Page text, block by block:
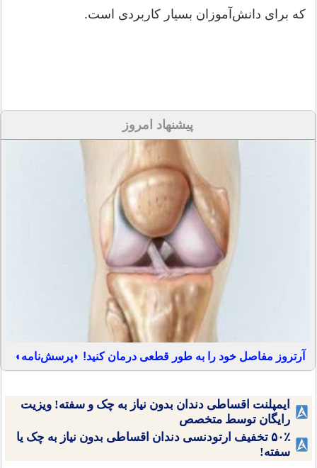
که برای دانش‌آموزان بسیار کاربردی است.
پیشنهاد امروز
آرتروز مفاصل خود را به طور قطعی درمان کنید! ◗پرسش‌نامه◖
ایمپلنت اقساطی دندان بدون نیاز به چک و سفته! ویزیت
رایگان توسط متخصص
۵۰٪ تخفیف ارتودنسی دندان اقساطی بدون نیاز به چک یا
سفته!